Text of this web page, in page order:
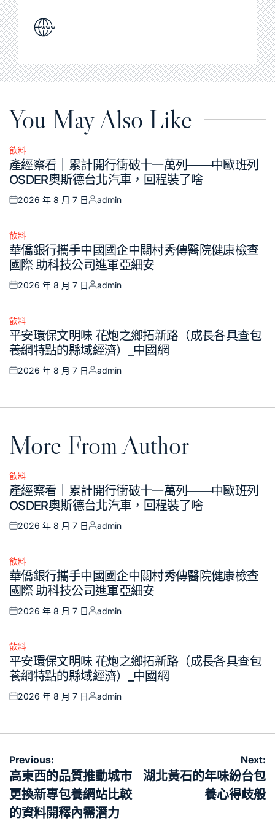
You May Also Like
Posted
in
飲料
產經察看｜累計開行衝破十一萬列——中歐班列
OSDER奧斯德台北汽車，回程裝了啥
Posted
2026 年 8 月 7 日
Posted
admin
Posted
in
飲料
華僑銀行攜手中國國企中關村秀傳醫院健康檢查
國際 助科技公司進軍亞細安
Posted
2026 年 8 月 7 日
Posted
admin
Posted
in
飲料
平安環保文明味 花炮之鄉拓新路（成長各具查包
養網特點的縣域經濟）_中國網
Posted
2026 年 8 月 7 日
Posted
admin
More From Author
Posted
in
飲料
產經察看｜累計開行衝破十一萬列——中歐班列
OSDER奧斯德台北汽車，回程裝了啥
Posted
2026 年 8 月 7 日
Posted
admin
Posted
in
飲料
華僑銀行攜手中國國企中關村秀傳醫院健康檢查
國際 助科技公司進軍亞細安
Posted
2026 年 8 月 7 日
Posted
admin
Posted
in
飲料
平安環保文明味 花炮之鄉拓新路（成長各具查包
養網特點的縣域經濟）_中國網
Posted
2026 年 8 月 7 日
Posted
admin
文
章
導
覽
Previous:
高東西的品質推動城市
更換新專包養網站比較
的資料開釋內需潛力
Next:
湖北黃石的年味紛台包
養心得歧般